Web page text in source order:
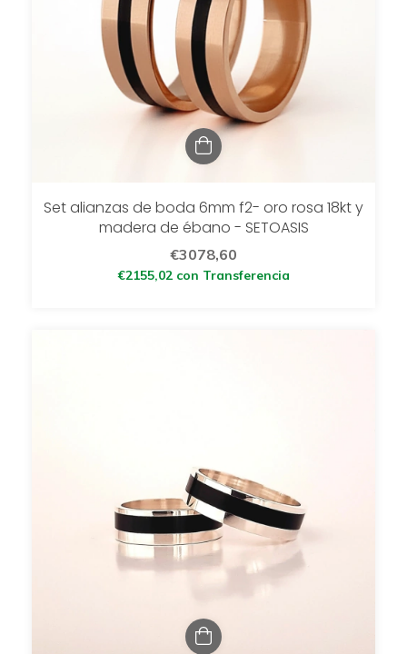
Set alianzas de boda 6mm f2- oro rosa 18kt y
madera de ébano - SETOASIS
€3078,60
€2155,02 con Transferencia